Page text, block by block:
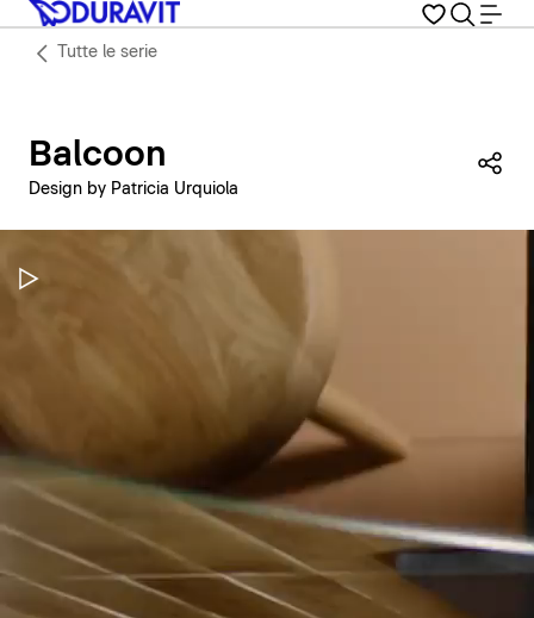
Tutte le serie
Balcoon
Design by Patricia Urquiola
Metti in pausa il video